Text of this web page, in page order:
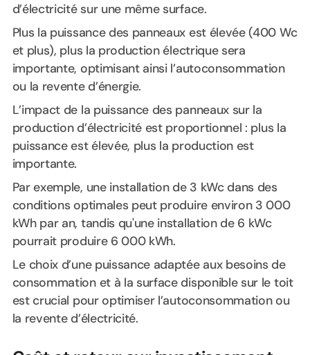
d’électricité sur une même surface.
Plus la puissance des panneaux est élevée (400 Wc
et plus), plus la production électrique sera
importante, optimisant ainsi l’autoconsommation
ou la revente d’énergie.
L’impact de la puissance des panneaux sur la
production d’électricité est proportionnel : plus la
puissance est élevée, plus la production est
importante.
Par exemple, une installation de 3 kWc dans des
conditions optimales peut produire environ 3 000
kWh par an, tandis qu'une installation de 6 kWc
pourrait produire 6 000 kWh.
Le choix d’une puissance adaptée aux besoins de
consommation et à la surface disponible sur le toit
est crucial pour optimiser l’autoconsommation ou
la revente d’électricité.